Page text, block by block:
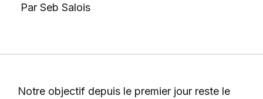
Par Seb Salois
Notre objectif depuis le premier jour reste le